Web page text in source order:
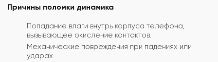
Причины поломки динамика
Попадание влаги внутрь корпуса телефона,
вызывающее окисление контактов.
Механические повреждения при падениях или
ударах.